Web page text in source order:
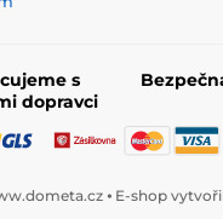
s
dopravci
⦁ E-shop